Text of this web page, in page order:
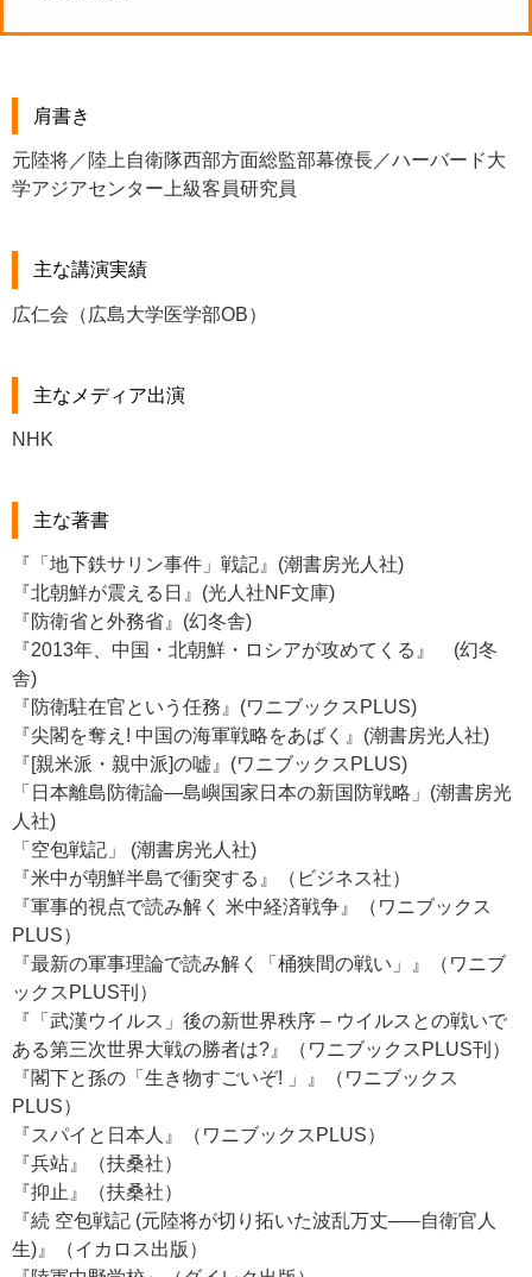
肩書き
元陸将／陸上自衛隊西部方面総監部幕僚長／ハーバード大
学アジアセンター上級客員研究員
主な講演実績
広仁会（広島大学医学部OB）
主なメディア出演
NHK
主な著書
『「地下鉄サリン事件」戦記』(潮書房光人社)
『北朝鮮が震える日』(光人社NF文庫)
『防衛省と外務省』(幻冬舎)
『2013年、中国・北朝鮮・ロシアが攻めてくる』 (幻冬
舎)
『防衛駐在官という任務』(ワニブックスPLUS)
『尖閣を奪え! 中国の海軍戦略をあばく』(潮書房光人社)
『[親米派・親中派]の嘘』(ワニブックスPLUS)
「日本離島防衛論―島嶼国家日本の新国防戦略」(潮書房光
人社)
「空包戦記」 (潮書房光人社)
『米中が朝鮮半島で衝突する』（ビジネス社）
『軍事的視点で読み解く 米中経済戦争』（ワニブックス
PLUS）
『最新の軍事理論で読み解く「桶狭間の戦い」』（ワニブ
ックスPLUS刊）
『「武漢ウイルス」後の新世界秩序 – ウイルスとの戦いで
ある第三次世界大戦の勝者は?』（ワニブックスPLUS刊）
『閣下と孫の「生き物すごいぞ! 」』（ワニブックス
PLUS）
『スパイと日本人』（ワニブックスPLUS）
『兵站』（扶桑社）
『抑止』（扶桑社）
『続 空包戦記 (元陸将が切り拓いた波乱万丈─―自衛官人
生)』（イカロス出版）